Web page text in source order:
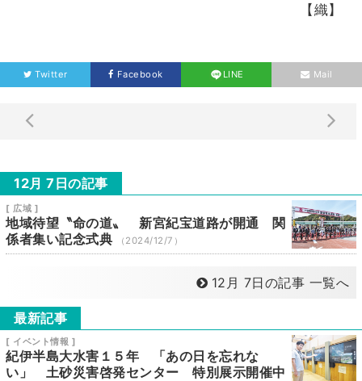
【織】
Twitter Facebook LINE Mail
12月 7日の記事
[ 広域 ]
地域待望〝命の道〟 新宮紀宝道路が開通 関
係者集い記念式典
（2024/12/7）
12月 7日の記事 一覧へ
最新記事
[ イベント情報 ]
紀伊半島大水害１５年 「あの日を忘れな
い」 土砂災害啓発センター 特別展示開催中